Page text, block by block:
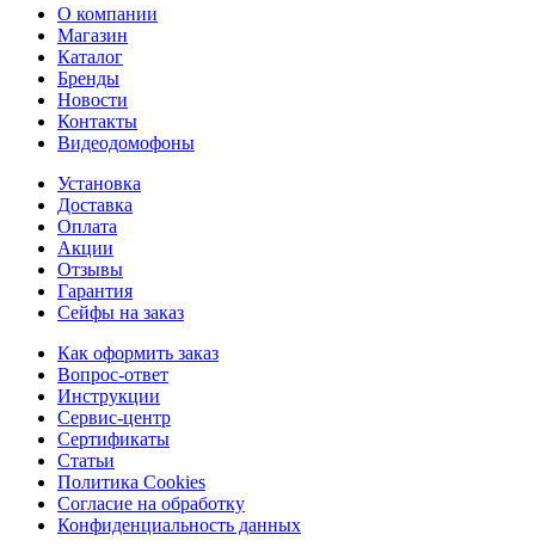
О компании
Магазин
Каталог
Бренды
Новости
Контакты
Видеодомофоны
Установка
Доставка
Оплата
Акции
Отзывы
Гарантия
Сейфы на заказ
Как оформить заказ
Вопрос-ответ
Инструкции
Сервис-центр
Сертификаты
Статьи
Политика Cookies
Согласие на обработку
Конфиденциальность данных